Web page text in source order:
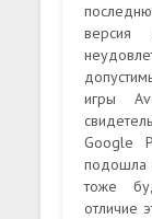
игры
Google
подошла
тоже
отличие